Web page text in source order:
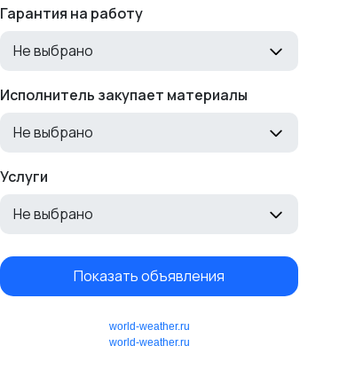
Гарантия на работу
Не выбрано
Исполнитель закупает материалы
Не выбрано
Услуги
Не выбрано
Показать объявления
world-weather.ru
world-weather.ru